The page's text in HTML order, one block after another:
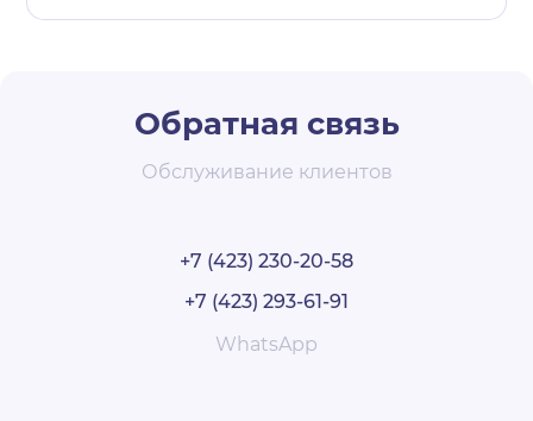
Обратная связь
Обслуживание клиентов
+7 (423) 230-20-58
+7 (423) 293-61-91
WhatsApp